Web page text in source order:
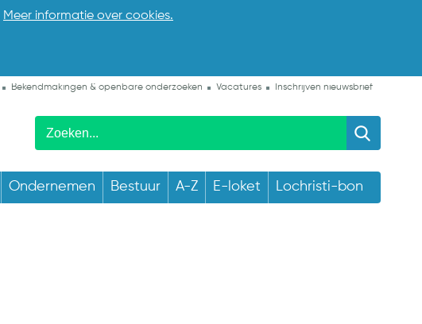
Meer informatie over cookies.
Bekendmakingen & openbare onderzoeken Vacatures Inschrijven nieuwsbrief
Ondernemen Bestuur A-Z E-loket Lochristi-bon